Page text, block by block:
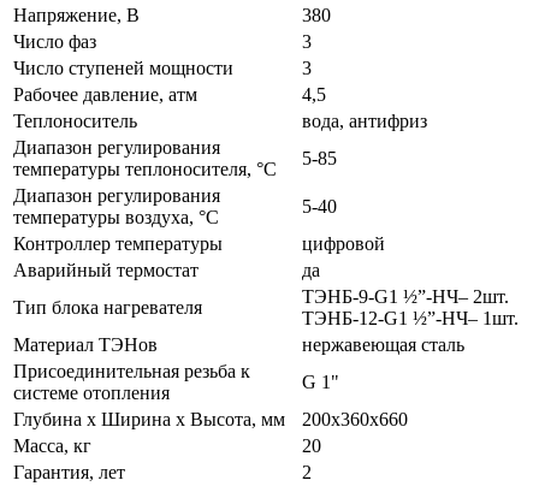
Напряжение, В
380
Число фаз
3
Число ступеней мощности
3
Рабочее давление, атм
4,5
Теплоноситель
вода, антифриз
Диапазон регулирования
температуры теплоносителя, °С
5-85
Диапазон регулирования
температуры воздуха, °С
5-40
Контроллер температуры
цифровой
Аварийный термостат
да
Тип блока нагревателя
ТЭНБ-9-G1 ½”-НЧ– 2шт.
ТЭНБ-12-G1 ½”-НЧ– 1шт.
Материал ТЭНов
нержавеющая сталь
Присоединительная резьба к
системе отопления
G 1"
Глубина х Ширина х Высота, мм
200х360х660
Масса, кг
20
Гарантия, лет
2